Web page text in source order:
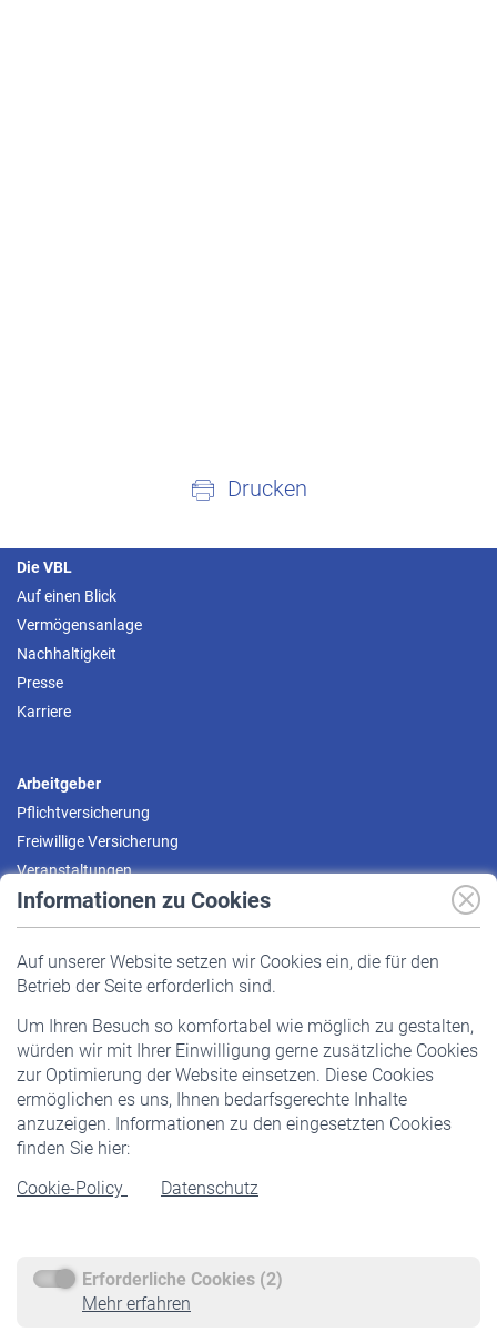
Informationen zu Cookies
Auf unserer Website setzen wir Cookies ein, die für den
Betrieb der Seite erforderlich sind.
Um Ihren Besuch so komfortabel wie möglich zu gestalten,
würden wir mit Ihrer Einwilligung gerne zusätzliche Cookies
zur Optimierung der Website einsetzen. Diese Cookies
ermöglichen es uns, Ihnen bedarfsgerechte Inhalte
anzuzeigen. Informationen zu den eingesetzten Cookies
finden Sie hier:
Cookie-Policy
Datenschutz
Erforderliche Cookies (2)
Mehr erfahren
Drucken
Die VBL
Auf einen Blick
Vermögensanlage
Nachhaltigkeit
Presse
Karriere
Arbeitgeber
Pflichtversicherung
Freiwillige Versicherung
Veranstaltungen
Pflichtversicherung
Staatliche Förderung
Veranstaltungen
Rentner
Rentenbeginn
Rente beantragen
Service
Informationen